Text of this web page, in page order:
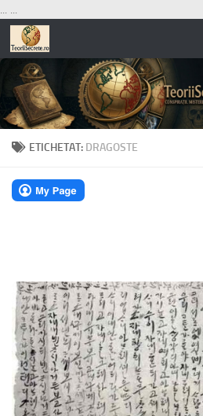
... ...
Skip to content
ETICHETAT: DRAGOSTE